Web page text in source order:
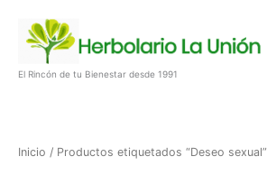
contenido
El Rincón de tu Bienestar desde 1991
Inicio / Productos etiquetados “Deseo sexual”